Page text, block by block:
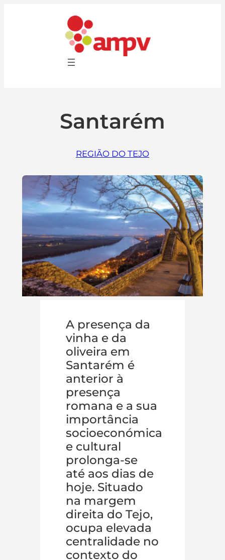
Santarém
REGIÃO DO TEJO
A presença da
vinha e da
oliveira em
Santarém é
anterior à
presença
romana e a sua
importância
socioeconómica
e cultural
prolonga-se
até aos dias de
hoje. Situado
na margem
direita do Tejo,
ocupa elevada
centralidade no
contexto do